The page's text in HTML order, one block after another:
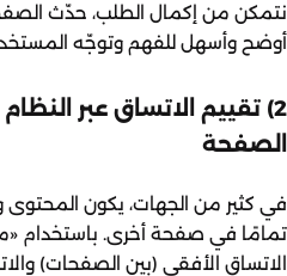
نتمكن من إكمال الطلب، حدّث
أوضح وأسهل للفهم وتوجّه
2) تقييم الاتساق عبر
الصفحة
في كثير من الجهات، يكون
تمامًا في صفحة أخرى. باستخدام
الاتساق الأفقي (بين الصفحات)